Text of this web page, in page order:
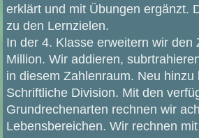
erklärt und mit Übungen ergänzt.
zu den Lernzielen.
In der 4. Klasse erweitern wir den
Million. Wir addieren,
in diesem Zahlenraum. Neu hinzu
Schriftliche Division. Mit den
Grundrechenarten rechnen wir
Lebensbereichen. Wir rechnen